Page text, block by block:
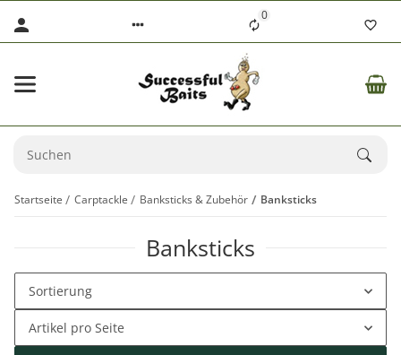
0
Startseite Carptackle Banksticks & Zubehör Banksticks
Banksticks
Sortierung
Artikel pro Seite